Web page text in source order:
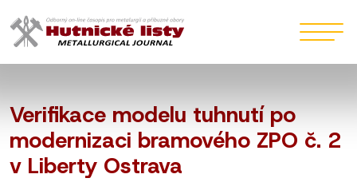
Verifikace modelu tuhnutí po
modernizaci bramového ZPO č. 2
v Liberty Ostrava